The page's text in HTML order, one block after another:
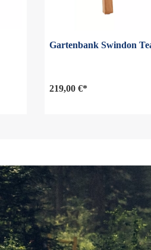
Gartenbank Swindon
219,00 €*